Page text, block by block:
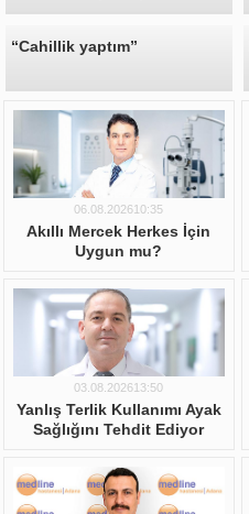
“Cahillik yaptım”
06.08.202610:35
Akıllı Mercek Herkes İçin
Uygun mu?
03.08.202613:50
Yanlış Terlik Kullanımı Ayak
Sağlığını Tehdit Ediyor